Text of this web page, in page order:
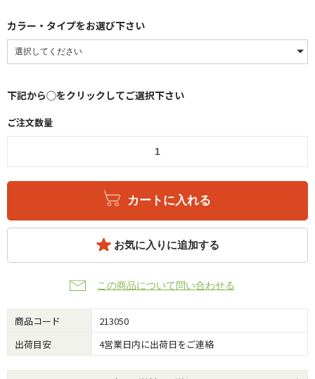
カラー・タイプをお選び下さい
下記から◯をクリックしてご選択下さい
ご注文数量
カートに入れる
お気に入りに追加する
この商品について問い合わせる
商品コード
213050
出荷目安
4営業日内に出荷日をご連絡